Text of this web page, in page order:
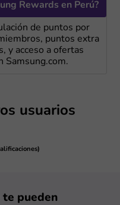
Rewards en Perú?
de puntos por
puntos extra
y acceso a ofertas
Samsung.com.
usuarios
te pueden